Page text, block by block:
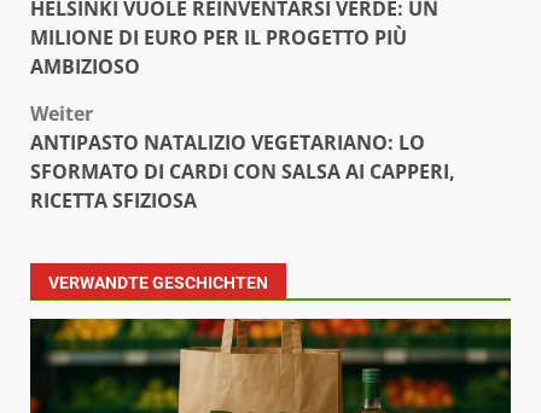
HELSINKI VUOLE REINVENTARSI VERDE: UN
MILIONE DI EURO PER IL PROGETTO PIÙ
AMBIZIOSO
Weiter
ANTIPASTO NATALIZIO VEGETARIANO: LO
SFORMATO DI CARDI CON SALSA AI CAPPERI,
RICETTA SFIZIOSA
VERWANDTE GESCHICHTEN